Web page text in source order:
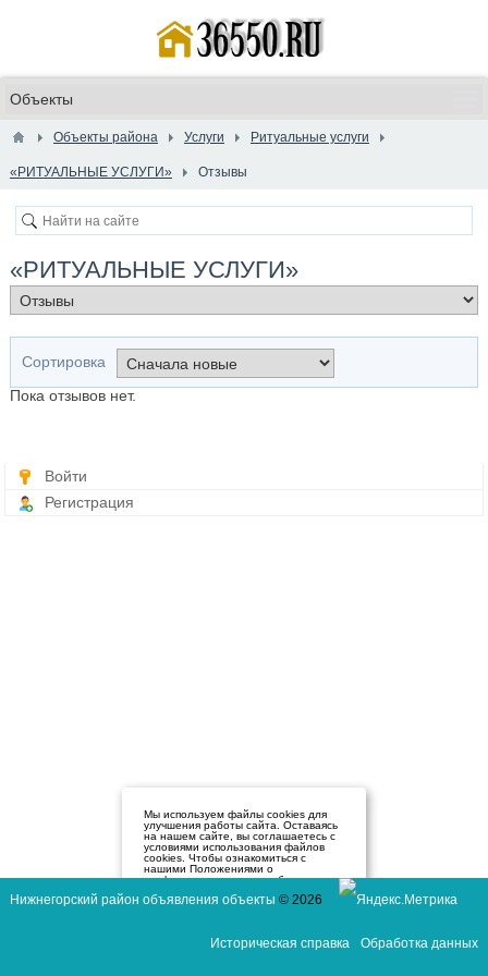
Объекты района Услуги Ритуальные услуги
«РИТУАЛЬНЫЕ УСЛУГИ» Отзывы
«РИТУАЛЬНЫЕ УСЛУГИ»
Сортировка
Пока отзывов нет.
Войти
Регистрация
Мы используем файлы cookies для
улучшения работы сайта. Оставаясь
на нашем сайте, вы соглашаетесь с
условиями использования файлов
cookies. Чтобы ознакомиться с
нашими Положениями о
конфиденциальности и об
нажмите здесь.
Нижнегорский район объявления объекты © 2026
Историческая справка Обработка данных